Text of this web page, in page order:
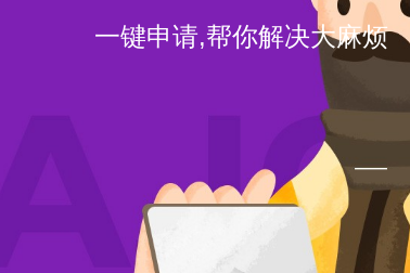
一键申请,帮你解决大麻烦